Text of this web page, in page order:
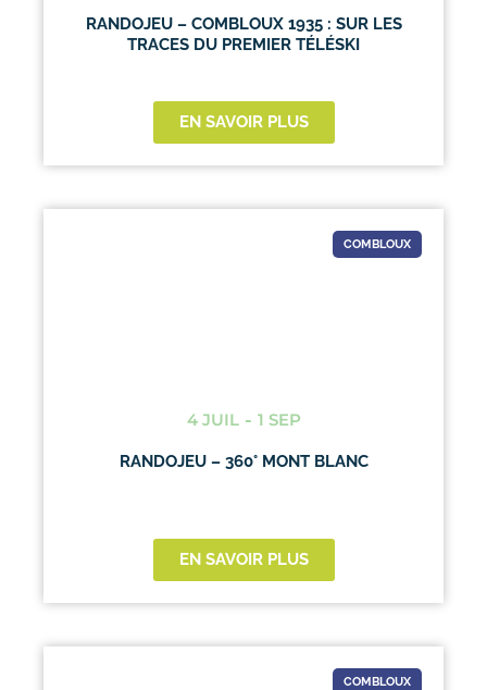
RANDOJEU – COMBLOUX 1935 : SUR LES
TRACES DU PREMIER TÉLÉSKI
EN SAVOIR PLUS
COMBLOUX
4 JUIL - 1 SEP
RANDOJEU – 360° MONT BLANC
EN SAVOIR PLUS
COMBLOUX